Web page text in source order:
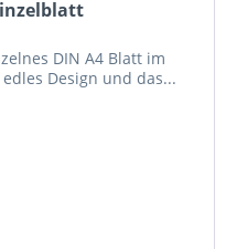
DIN A4 Blatt im
Design und das...